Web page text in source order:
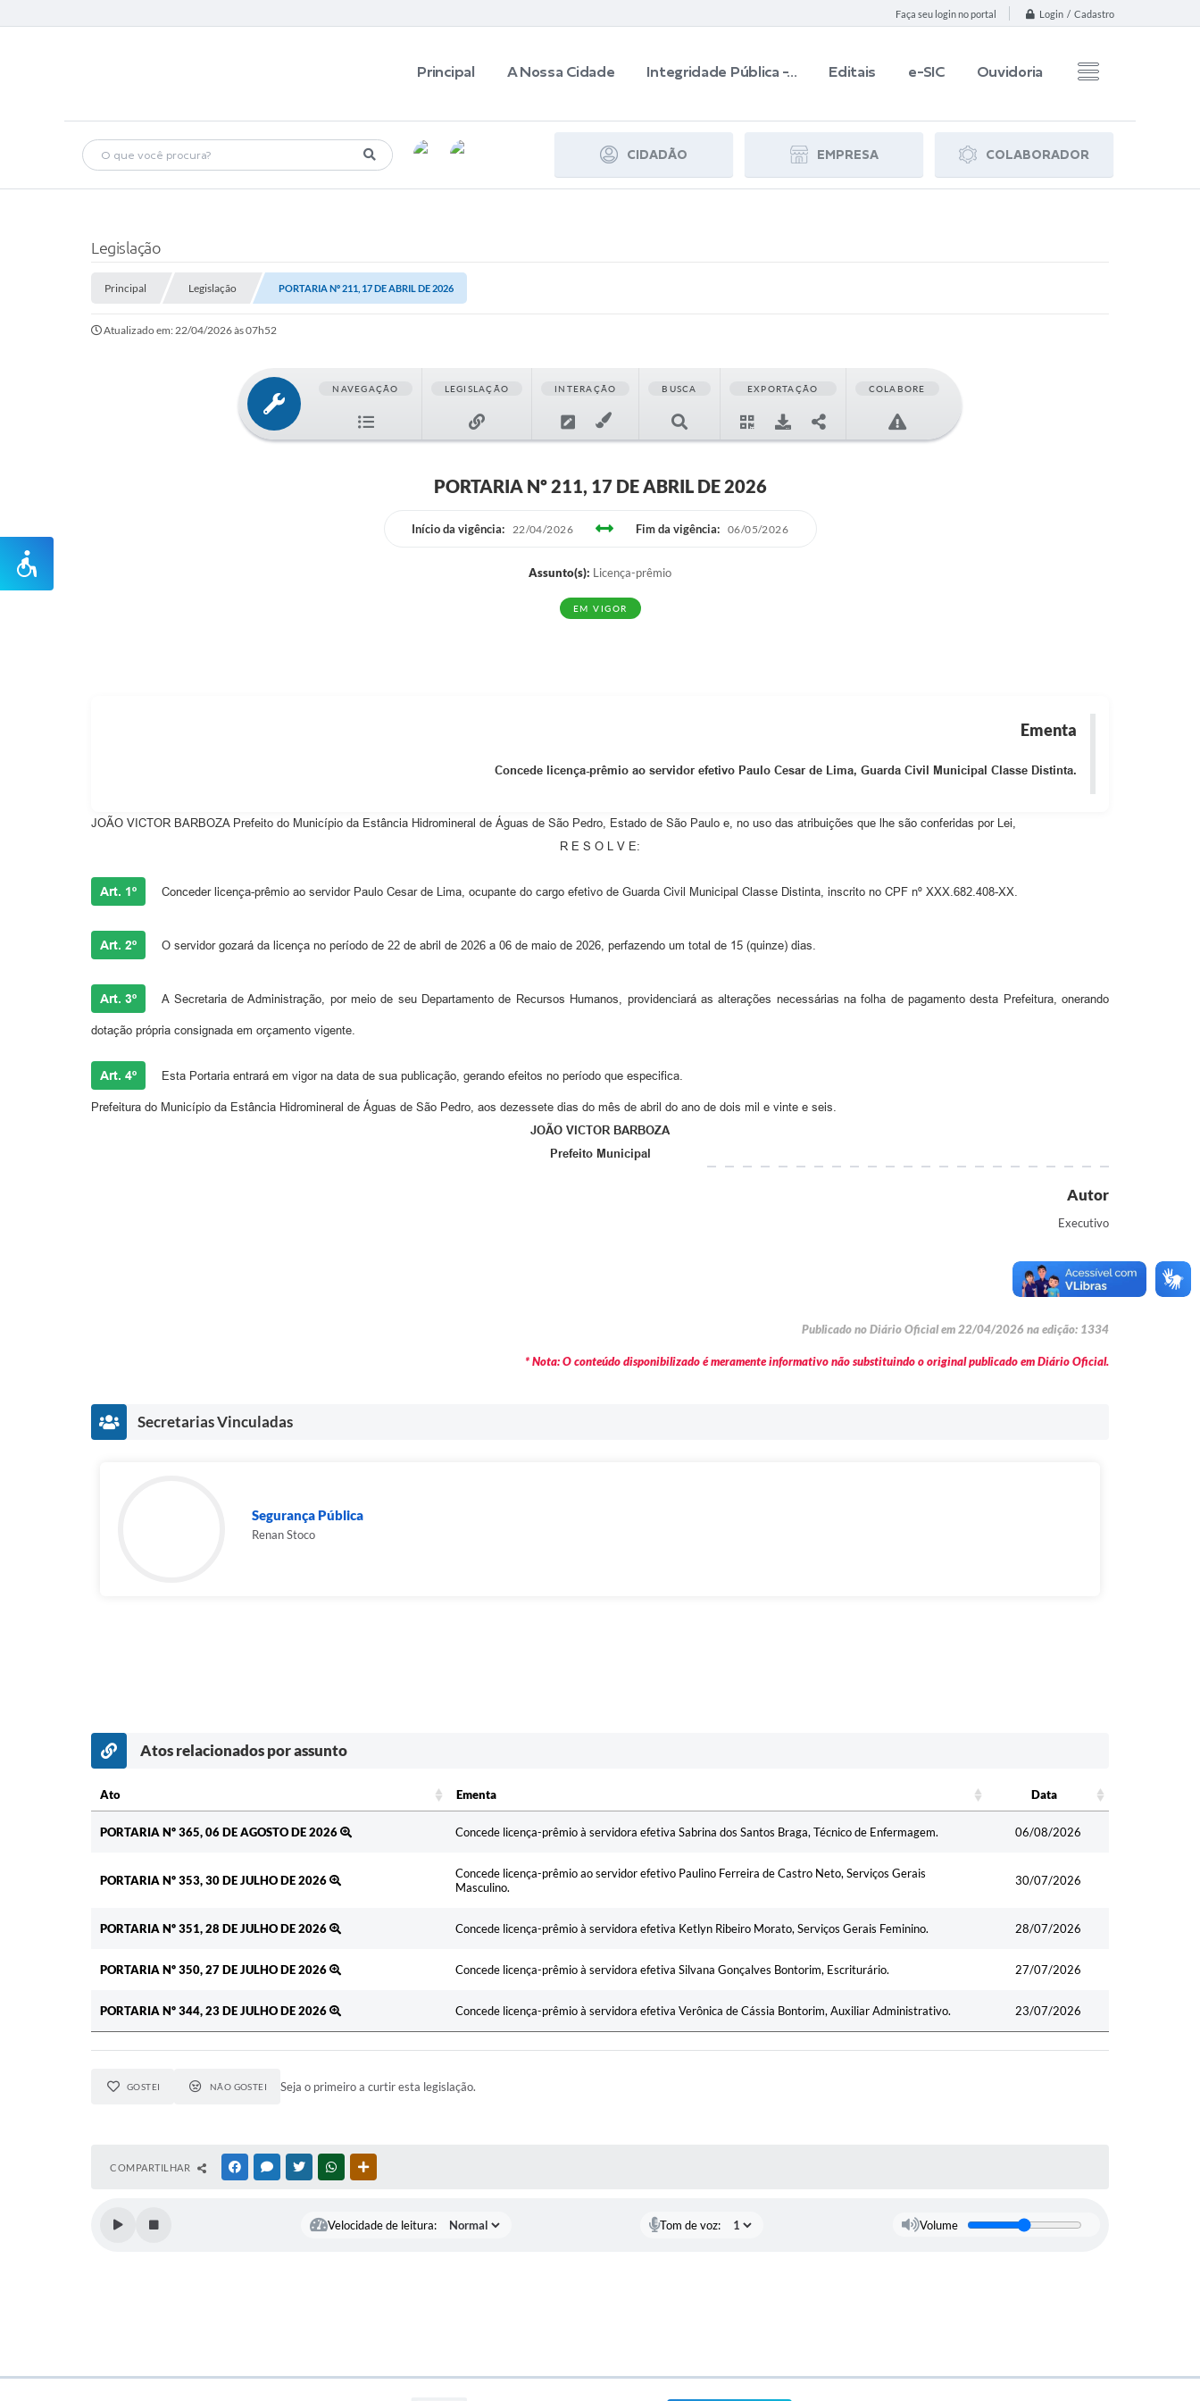
Faça seu login no portal Login / Cadastro
Principal A Nossa Cidade Integridade Pública -... Editais e-SIC Ouvidoria
CIDADÃO EMPRESA COLABORADOR
Legislação
Principal Legislação PORTARIA Nº 211, 17 DE ABRIL DE 2026
Atualizado em: 22/04/2026 às 07h52
NAVEGAÇÃO LEGISLAÇÃO INTERAÇÃO BUSCA EXPORTAÇÃO COLABORE
PORTARIA Nº 211, 17 DE ABRIL DE 2026
Início da vigência: 22/04/2026 Fim da vigência: 06/05/2026
Assunto(s): Licença-prêmio
EM VIGOR
Ementa
Concede licença-prêmio ao servidor efetivo Paulo Cesar de Lima, Guarda Civil Municipal Classe Distinta.
JOÃO VICTOR BARBOZA Prefeito do Município da Estância Hidromineral de Águas de São Pedro, Estado de São Paulo e, no uso das atribuições que lhe são conferidas por Lei,
R E S O L V E:
Art. 1º Conceder licença-prêmio ao servidor Paulo Cesar de Lima, ocupante do cargo efetivo de Guarda Civil Municipal Classe Distinta, inscrito no CPF nº XXX.682.408-XX.
Art. 2º O servidor gozará da licença no período de 22 de abril de 2026 a 06 de maio de 2026, perfazendo um total de 15 (quinze) dias.
Art. 3º A Secretaria de Administração, por meio de seu Departamento de Recursos Humanos, providenciará as alterações necessárias na folha de pagamento desta Prefeitura, onerando
dotação própria consignada em orçamento vigente.
Art. 4º Esta Portaria entrará em vigor na data de sua publicação, gerando efeitos no período que especifica.
Prefeitura do Município da Estância Hidromineral de Águas de São Pedro, aos dezessete dias do mês de abril do ano de dois mil e vinte e seis.
JOÃO VICTOR BARBOZA
Prefeito Municipal
Autor
Executivo
Publicado no Diário Oficial em 22/04/2026 na edição: 1334
* Nota: O conteúdo disponibilizado é meramente informativo não substituindo o original publicado em Diário Oficial.
Secretarias Vinculadas
Segurança Pública
Renan Stoco
Atos relacionados por assunto
Ato Ementa
Data
PORTARIA Nº 365, 06 DE AGOSTO DE 2026
Concede licença-prêmio à servidora efetiva Sabrina dos Santos Braga, Técnico de Enfermagem. 06/08/2026
PORTARIA Nº 353, 30 DE JULHO DE 2026
Concede licença-prêmio ao servidor efetivo Paulino Ferreira de Castro Neto, Serviços Gerais
Masculino.
30/07/2026
PORTARIA Nº 351, 28 DE JULHO DE 2026 Concede licença-prêmio à servidora efetiva Ketlyn Ribeiro Morato, Serviços Gerais Feminino. 28/07/2026
PORTARIA Nº 350, 27 DE JULHO DE 2026 Concede licença-prêmio à servidora efetiva Silvana Gonçalves Bontorim, Escriturário. 27/07/2026
PORTARIA Nº 344, 23 DE JULHO DE 2026 Concede licença-prêmio à servidora efetiva Verônica de Cássia Bontorim, Auxiliar Administrativo. 23/07/2026
GOSTEI NÃO GOSTEI Seja o primeiro a curtir esta legislação.
COMPARTILHAR FACEBOOKMESSENGER
TWITTERWHATSAPP
Velocidade de leitura: Tom de voz: Volume